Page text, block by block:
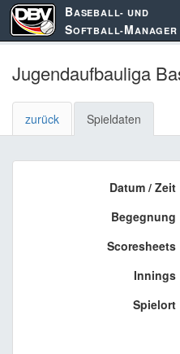
BASEBALL- UND
SOFTBALL-MANAGER
Jugendaufbauliga
zurück Spieldaten
Datum / Zeit
Begegnung
Scoresheets
Innings
Spielort